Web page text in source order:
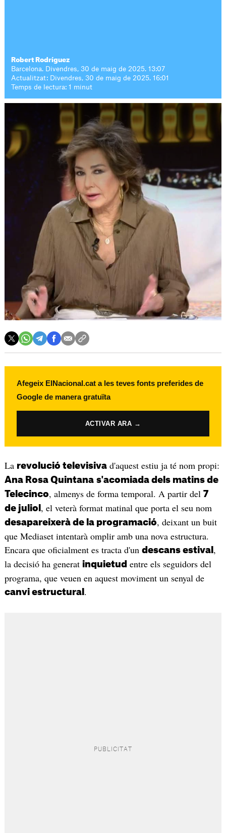
Robert Rodríguez
Barcelona. Divendres, 30 de maig de 2025. 13:07
Actualitzat: Divendres, 30 de maig de 2025. 16:01
Temps de lectura: 1 minut
Afegeix ElNacional.cat a les teves fonts preferides de
Google de manera gratuïta
ACTIVAR ARA →
La revolució televisivad'aquest estiu ja té nom propi:
Ana Rosa Quintana s'acomiada dels matins de
Telecinco, almenys de forma temporal. A partir del 7
de juliol , el veterà format matinal que porta el seu nom
desapareixerà de la programació, deixant un buit
que Mediaset intentarà omplir amb una nova estructura.
Encara que oficialment es tracta d'un descans estival ,
la decisió ha generat inquietud entre els seguidors del
programa, que veuen en aquest moviment un senyal de
canvi estructural .